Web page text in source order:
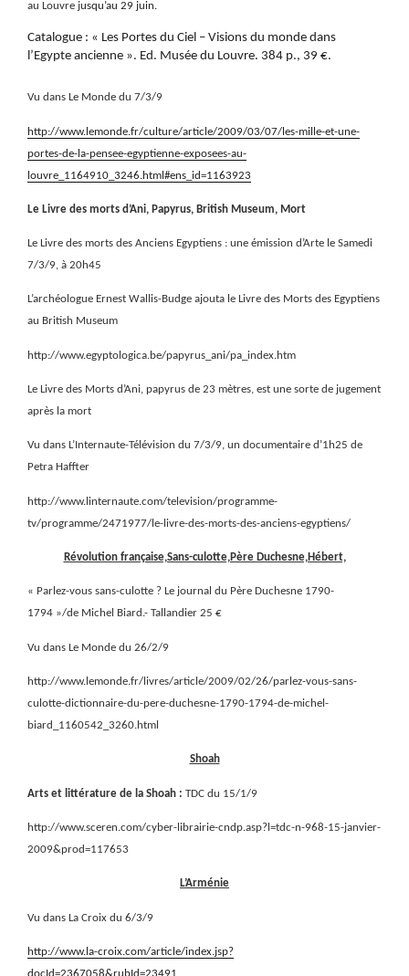
au Louvre jusqu’au 29 juin.
Catalogue : « Les Portes du Ciel – Visions du monde dans
l’Egypte ancienne ». Ed. Musée du Louvre. 384 p., 39 €.
Vu dans Le Monde du 7/3/9
http://www.lemonde.fr/culture/article/2009/03/07/les-mille-et-une-
portes-de-la-pensee-egyptienne-exposees-au-
louvre_1164910_3246.html#ens_id=1163923
Le Livre des morts d’Ani, Papyrus, British Museum, Mort
Le Livre des morts des Anciens Egyptiens : une émission d’Arte le Samedi
7/3/9, à 20h45
L’archéologue Ernest Wallis-Budge ajouta le Livre des Morts des Egyptiens
au British Museum
http://www.egyptologica.be/papyrus_ani/pa_index.htm
Le Livre des Morts d’Ani, papyrus de 23 mètres, est une sorte de jugement
après la mort
Vu dans L’Internaute-Télévision du 7/3/9, un documentaire d’1h25 de
Petra Haffter
http://www.linternaute.com/television/programme-
tv/programme/2471977/le-livre-des-morts-des-anciens-egyptiens/
Révolution française,Sans-culotte,Père Duchesne,Hébert,
« Parlez-vous sans-culotte ? Le journal du Père Duchesne 1790-
1794 »/de Michel Biard.- Tallandier 25 €
Vu dans Le Monde du 26/2/9
http://www.lemonde.fr/livres/article/2009/02/26/parlez-vous-sans-
culotte-dictionnaire-du-pere-duchesne-1790-1794-de-michel-
biard_1160542_3260.html
Shoah
Arts et littérature de la Shoah : TDC du 15/1/9
http://www.sceren.com/cyber-librairie-cndp.asp?l=tdc-n-968-15-janvier-
2009&prod=117653
L’Arménie
Vu dans La Croix du 6/3/9
http://www.la-croix.com/article/index.jsp?